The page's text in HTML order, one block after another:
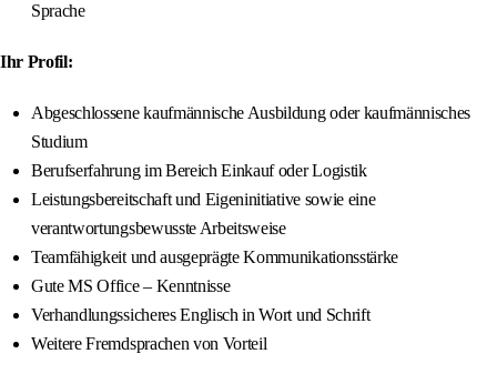
Sprache
Ihr Profil:
Abgeschlossene kaufmännische Ausbildung oder kaufmännisches
Studium
Berufserfahrung im Bereich Einkauf oder Logistik
Leistungsbereitschaft und Eigeninitiative sowie eine
verantwortungsbewusste Arbeitsweise
Teamfähigkeit und ausgeprägte Kommunikationsstärke
Gute MS Office – Kenntnisse
Verhandlungssicheres Englisch in Wort und Schrift
Weitere Fremdsprachen von Vorteil